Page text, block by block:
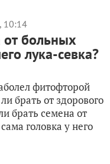
10:14
больных
лука-севка?
фитофторой
брать от здорового
брать семена от
головка у него